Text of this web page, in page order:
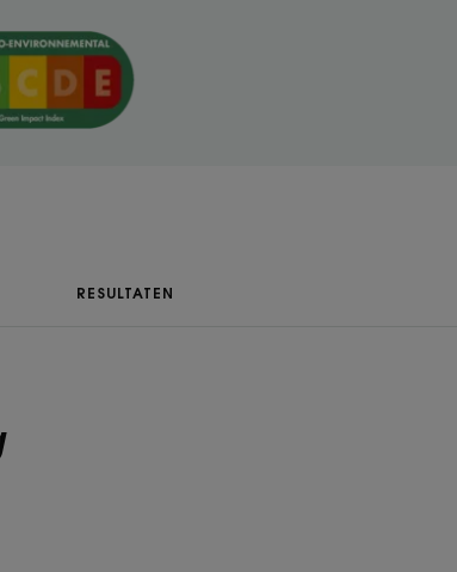
natuurlijke* formule maakt het haar soepel,
het volume vanaf de wortels.
van de inhoud
en lenteachtige geur
RESULTATEN